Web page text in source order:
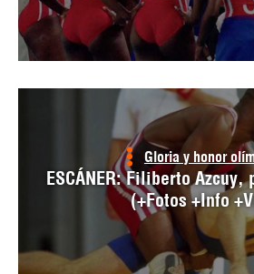
Gloria y honor
ESCÁNER: Filiberto Azcuy,
(+Fotos +Info